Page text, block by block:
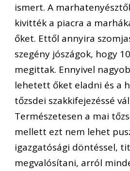
ismert. A
kivitték a piacra a
őket. Ettől annyira
szegény jószágok, hogy
megittak. Ennyivel
lehetett őket eladni és a
tőzsdei szakkifejezéssé
Természetesen a mai
mellett ezt nem lehet
igazgatósági döntéssel,
megvalósítani, arról